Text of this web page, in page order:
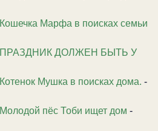
Кошечка Марфа в поисках семьи
ПРАЗДНИК ДОЛЖЕН БЫТЬ У
Котенок Мушка в поисках дома. -
Молодой пёс Тоби ищет дом -